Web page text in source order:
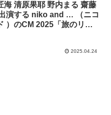
海 清原果耶 野内まる 齋藤
演する niko and … （ニコ
）のCM 2025「旅のリレ
2025.04.24